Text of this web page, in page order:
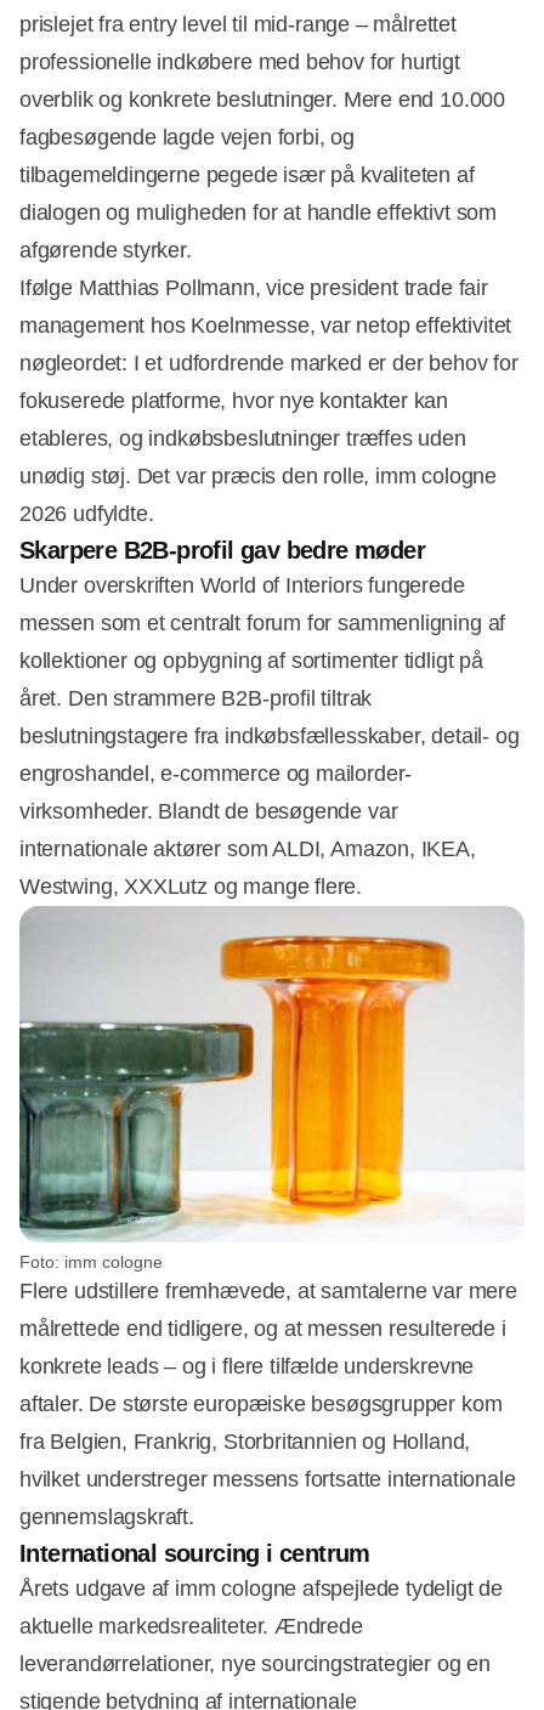
prislejet fra entry level til mid-range – målrettet
professionelle indkøbere med behov for hurtigt
overblik og konkrete beslutninger. Mere end 10.000
fagbesøgende lagde vejen forbi, og
tilbagemeldingerne pegede især på kvaliteten af
dialogen og muligheden for at handle effektivt som
afgørende styrker.
Ifølge Matthias Pollmann, vice president trade fair
management hos Koelnmesse, var netop effektivitet
nøgleordet: I et udfordrende marked er der behov for
fokuserede platforme, hvor nye kontakter kan
etableres, og indkøbsbeslutninger træffes uden
unødig støj. Det var præcis den rolle, imm cologne
2026 udfyldte.
Skarpere B2B-profil gav bedre møder
Under overskriften World of Interiors fungerede
messen som et centralt forum for sammenligning af
kollektioner og opbygning af sortimenter tidligt på
året. Den strammere B2B-profil tiltrak
beslutningstagere fra indkøbsfællesskaber, detail- og
engroshandel, e-commerce og mailorder-
virksomheder. Blandt de besøgende var
internationale aktører som ALDI, Amazon, IKEA,
Westwing, XXXLutz og mange flere.
Foto: imm cologne
Flere udstillere fremhævede, at samtalerne var mere
målrettede end tidligere, og at messen resulterede i
konkrete leads – og i flere tilfælde underskrevne
aftaler. De største europæiske besøgsgrupper kom
fra Belgien, Frankrig, Storbritannien og Holland,
hvilket understreger messens fortsatte internationale
gennemslagskraft.
International sourcing i centrum
Årets udgave af imm cologne afspejlede tydeligt de
aktuelle markedsrealiteter. Ændrede
leverandørrelationer, nye sourcingstrategier og en
stigende betydning af internationale